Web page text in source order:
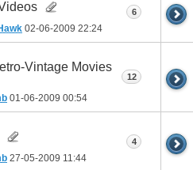
02-06-2009 22:24
6
Vintage Movies
01-06-2009 00:54
12
27-05-2009 11:44
4